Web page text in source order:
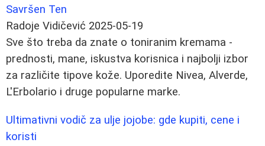
Savršen Ten
Radoje Vidičević 2025-05-19
Sve što treba da znate o toniranim kremama -
prednosti, mane, iskustva korisnica i najbolji izbor
za različite tipove kože. Uporedite Nivea, Alverde,
L'Erbolario i druge popularne marke.
Ultimativni vodič za ulje jojobe: gde kupiti, cene i
koristi